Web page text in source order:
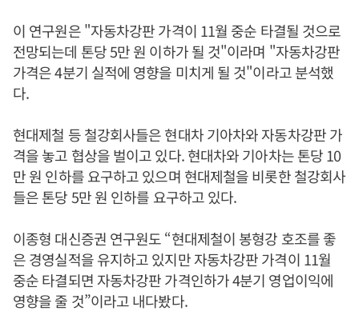
이 연구원은 "자동차강판 가격이 11월 중순 타결될 것으로
전망되는데 톤당 5만 원 이하가 될 것"이라며 "자동차강판
가격은 4분기 실적에 영향을 미치게 될 것"이라고 분석했
다.
현대제철 등 철강회사들은 현대차 기아차와 자동차강판 가
격을 놓고 협상을 벌이고 있다. 현대차와 기아차는 톤당 10
만 원 인하를 요구하고 있으며 현대제철을 비롯한 철강회사
들은 톤당 5만 원 인하를 요구하고 있다.
이종형 대신증권 연구원도 “현대제철이 봉형강 호조를 좋
은 경영실적을 유지하고 있지만 자동차강판 가격이 11월
중순 타결되면 자동차강판 가격인하가 4분기 영업이익에
영향을 줄 것”이라고 내다봤다.